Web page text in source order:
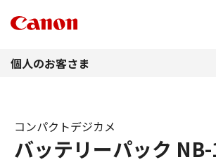
個人のお客さま
バッテリーパック
コンパクトデジカメ